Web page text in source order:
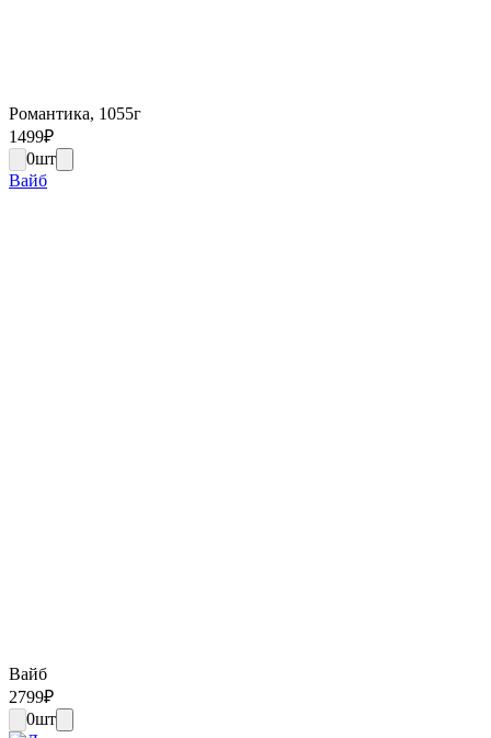
Романтика, 1055г
1499₽
0шт
Вайб
Вайб
2799₽
0шт